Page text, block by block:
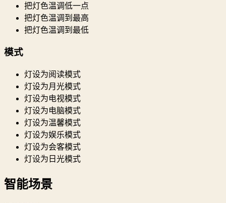
把灯色温调低一点
把灯色温调到最高
把灯色温调到最低
模式
灯设为阅读模式
灯设为月光模式
灯设为电视模式
灯设为电脑模式
灯设为温馨模式
灯设为娱乐模式
灯设为会客模式
灯设为日光模式
智能场景